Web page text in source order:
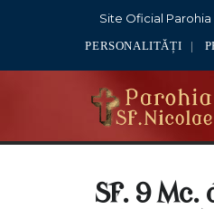
Site Oficial
PERSONALITĂȚI
Sf. 9 Mc.